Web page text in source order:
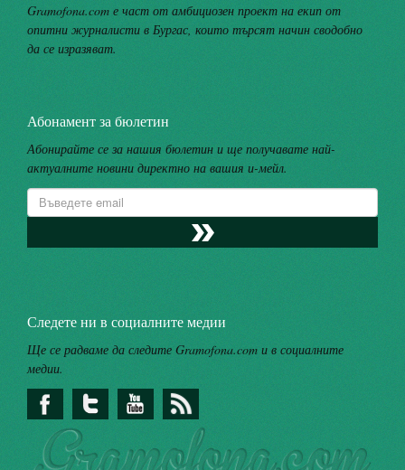
Gramofona.com е част от амбициозен проект на екип от
опитни журналисти в Бургас, които търсят начин сводобно
да се изразяват.
Абонамент за бюлетин
Абонирайте се за нашия бюлетин и ще получавате най-
актуалните новини директно на вашия и-мейл.
Следете ни в социалните медии
Ще се радваме да следите Gramofona.com и в социалните
медии.